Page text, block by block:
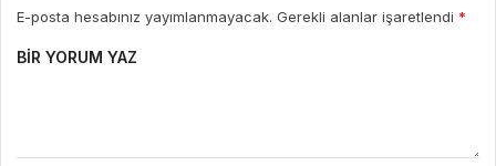
E-posta hesabınız yayımlanmayacak. Gerekli alanlar işaretlendi *
BIR YORUM YAZ